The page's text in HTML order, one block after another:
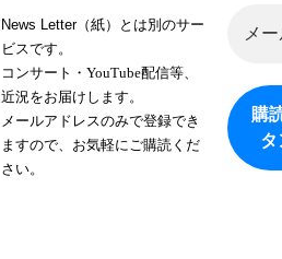
News Letter（紙）とは別のサー
ビスです。
コンサート・YouTube配信等、
近況をお届けします。
メールアドレスのみで登録でき
ますので、お気軽にご購読くだ
さい。